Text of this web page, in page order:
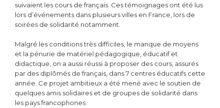
suivaient les cours de français. Ces témoignages ont été lus
lors d’événements dans plusieurs villes en France, lors de
soirées de solidarité notamment.
Malgré les conditions très difficiles, le manque de moyens
et la pénurie de matériel pédagogique, éducatif et
didactique, on a aussi réussi à proposer des cours, assurés
par des diplômés de français, dans 7 centres éducatifs cette
année. Ce projet ambitieux a été mené avec le soutien de
quelques amis solidaires et de groupes de solidarité dans
les pays francophones.